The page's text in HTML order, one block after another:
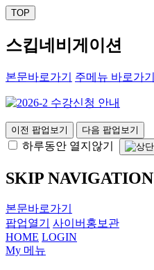
TOP
스킵네비게이션
본문바로가기 주메뉴 바로가기
이전 팝업보기 다음 팝업보기
하루동안 열지않기
SKIP NAVIGATION
본문바로가기
팝업열기
사이버홍보관
HOME LOGIN
My 메뉴